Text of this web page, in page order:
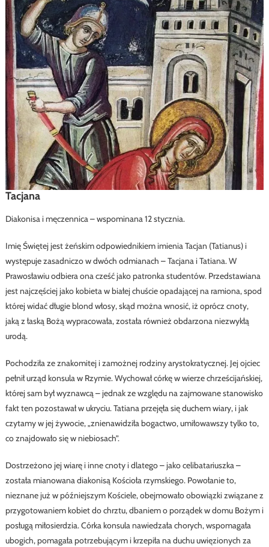
Tacjana
Diakonisa i męczennica – wspominana 12 stycznia.
Imię Świętej jest żeńskim odpowiednikiem imienia Tacjan (Tatianus) i
występujezasadniczo w dwóch odmianach – Tacjana i Tatiana. W
Prawosławiu odbiera ona cześć jako patronka studentów. Przedstawiana
jest najczęściej jako kobieta w białej chuście opadającej na ramiona, spod
której widać długie blond włosy, skąd można wnosić, iż oprócz cnoty,
jaką z łaską Bożą wypracowała, została również obdarzona niezwykłą
urodą.
Pochodziła ze znakomitej i zamożnej rodziny arystokratycznej. Jej ojciec
pełnił urząd konsula w Rzymie. Wychował córkę w wierze chrześcijańskiej,
której sam był wyznawcą – jednak ze względu na zajmowane stanowisko
fakt ten pozostawał w ukryciu. Tatiana przejęła się duchem wiary, i jak
czytamy w jej żywocie, „znienawidziła bogactwo, umiłowawszy tylko to,
co znajdowało się w niebiosach”.
Dostrzeżono jej wiarę i inne cnoty i dlatego – jako celibatariuszka –
została mianowana diakonisą Kościoła rzymskiego. Powołanie to,
nieznane już w późniejszym Kościele, obejmowało obowiązki związane z
przygotowaniem kobiet do chrztu, dbaniem o porządek w domu Bożym i
posługą miłosierdzia. Córka konsula nawiedzała chorych, wspomagała
ubogich, pomagała potrzebującym i krzepiła na duchu uwięzionych za